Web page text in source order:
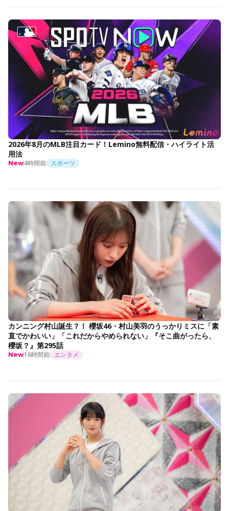
2026年8月のMLB注目カード！Lemino無料配信・ハイライト活
用法
New4時間前 スポーツ
カンニング村山誕生？！ 櫻坂46・村山美羽のうっかりミスに「素
直でかわいい」「これだからやめられない」『そこ曲がったら、
櫻坂？』第295話
New16時間前 エンタメ